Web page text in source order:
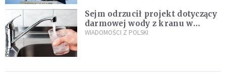
Sejm odrzucił projekt dotyczący
darmowej wody z kranu w
restauracjach
WIADOMOŚCI Z POLSKI